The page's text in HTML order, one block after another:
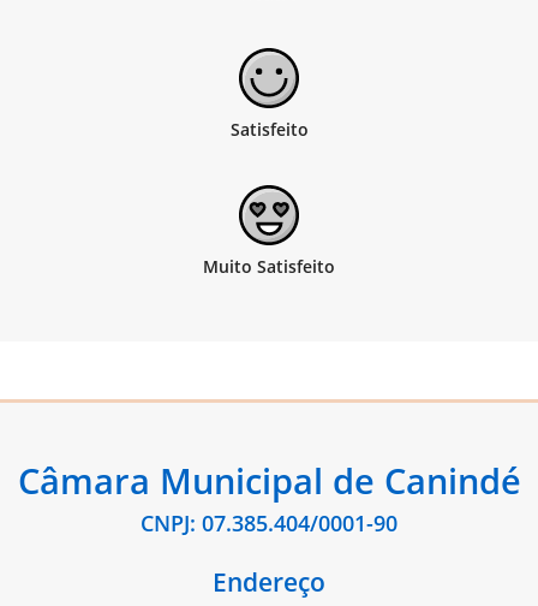
Câmara Municipal de Canindé
CNPJ: 07.385.404/0001-90
Endereço